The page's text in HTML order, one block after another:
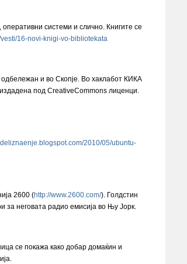
системи и слично. Книгите се
16-novi-knigi-vo-bibliotekata
одбележан и во Скопје. Во хаклабот КИКА
под CreativeCommons лиценци.
2010/05/ubuntu-
2600 (http://www.2600.com/). Голдстин
за неговата радио емисија во Њу Јорк.
се покажа како добар домаќин и